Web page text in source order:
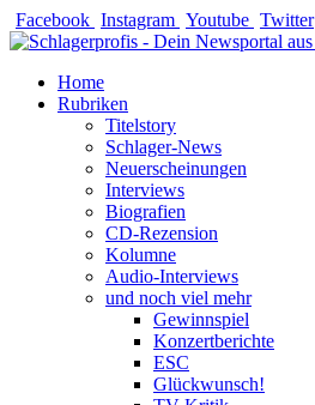
Zum
Inhalt
Facebook Instagram Youtube Twitter
Home
Rubriken
Titelstory
Schlager-News
Neuerscheinungen
Interviews
Biografien
CD-Rezension
Kolumne
Audio-Interviews
und noch viel mehr
Gewinnspiel
Konzertberichte
ESC
Glückwunsch!